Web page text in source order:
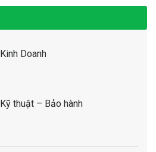
Kinh Doanh
Kỹ thuật – Bảo hành